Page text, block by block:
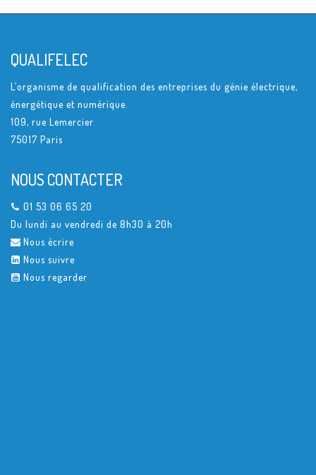
QUALIFELEC
L’organisme de qualification des entreprises du génie électrique,
énergétique et numérique.
109, rue Lemercier
75017 Paris
NOUS CONTACTER
01 53 06 65 20
Du lundi au vendredi de 8h30 à 20h
Nous écrire
Nous suivre
Nous regarder